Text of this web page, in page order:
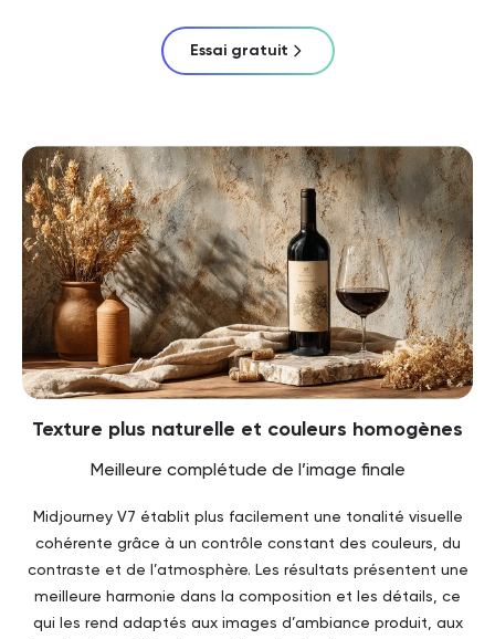
Essai gratuit
Texture plus naturelle et couleurs homogènes
Meilleure complétude de l’image finale
Midjourney V7 établit plus facilement une tonalité visuelle
cohérente grâce à un contrôle constant des couleurs, du
contraste et de l’atmosphère. Les résultats présentent une
meilleure harmonie dans la composition et les détails, ce
qui les rend adaptés aux images d’ambiance produit, aux